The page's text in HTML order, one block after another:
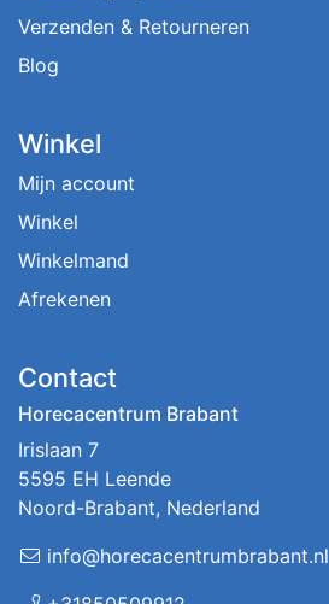
Verzenden & Retourneren
Blog
Winkel
Mijn account
Winkel
Winkelmand
Afrekenen
Contact
Horecacentrum Brabant
Irislaan 7
5595 EH Leende
Noord-Brabant, Nederland
info@horecacentrumbrabant.nl